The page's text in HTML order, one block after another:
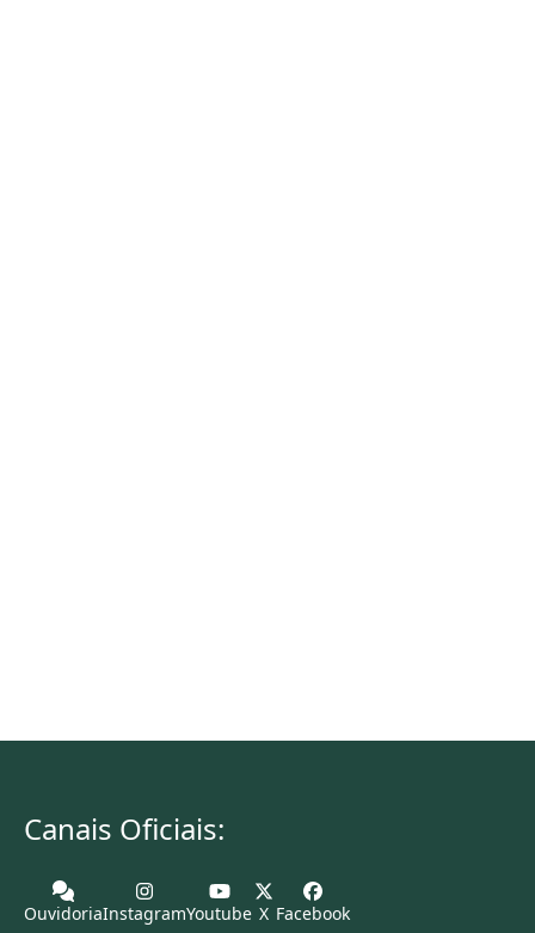
Canais Oficiais:
OuvidoriaInstagramYoutube X Facebook